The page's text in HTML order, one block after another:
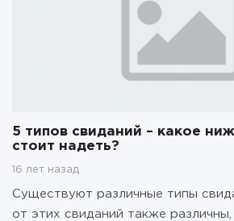
5 типов свиданий – какое
стоит надеть?
16 лет назад
Существуют различные типы
от этих свиданий также